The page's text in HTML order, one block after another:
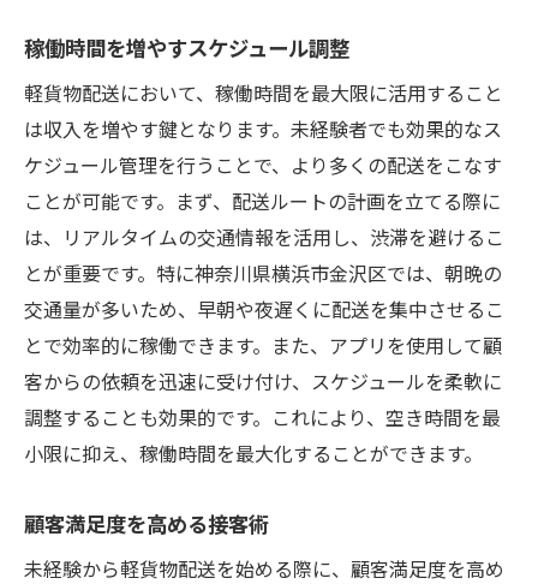
稼働時間を増やすスケジュール調整
軽貨物配送において、稼働時間を最大限に活用すること
は収入を増やす鍵となります。未経験者でも効果的なス
ケジュール管理を行うことで、より多くの配送をこなす
ことが可能です。まず、配送ルートの計画を立てる際に
は、リアルタイムの交通情報を活用し、渋滞を避けるこ
とが重要です。特に神奈川県横浜市金沢区では、朝晩の
交通量が多いため、早朝や夜遅くに配送を集中させるこ
とで効率的に稼働できます。また、アプリを使用して顧
客からの依頼を迅速に受け付け、スケジュールを柔軟に
調整することも効果的です。これにより、空き時間を最
小限に抑え、稼働時間を最大化することができます。
顧客満足度を高める接客術
未経験から軽貨物配送を始める際に、顧客満足度を高め